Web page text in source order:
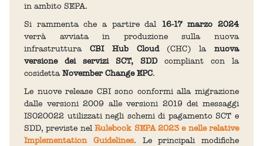
in ambito SEPA.
Si rammenta che a partire dal 16-17 marzo 2024
verrà avviata in produzione sulla nuova
infrastruttura CBI Hub Cloud(CHC) lanuova
versione dei servizi SCT, SDDcompliant con la
cosidetta November Change EPC.
Le nuove release CBI sono conformi alla migrazione
dalle versioni 2009 alle versioni 2019 dei messaggi
ISO20022 utilizzati negli schemi di pagamento SCT e
SDD, previste nelRulebook SEPA 2023 e nelle relative
Implementation Guidelines. Le principali modifiche